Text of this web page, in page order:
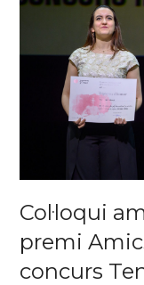
Col·loqui
premi
concurs